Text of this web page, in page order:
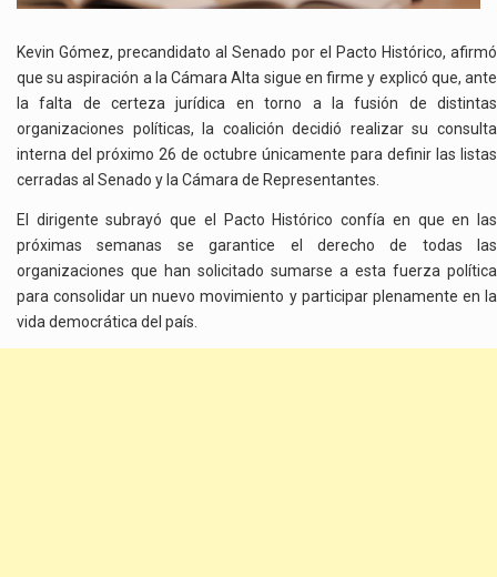
DEFINIR
LEGISLATIVAS
Kevin Gómez, precandidato al Senado por el Pacto Histórico, afirmó
que su aspiración a la Cámara Alta sigue en firme y explicó que, ante
la falta de certeza jurídica en torno a la fusión de distintas
organizaciones políticas, la coalición decidió realizar su consulta
interna del próximo 26 de octubre únicamente para definir las listas
cerradas al Senado y la Cámara de Representantes.
El dirigente subrayó que el Pacto Histórico confía en que en las
próximas semanas se garantice el derecho de todas las
organizaciones que han solicitado sumarse a esta fuerza política
para consolidar un nuevo movimiento y participar plenamente en la
vida democrática del país.